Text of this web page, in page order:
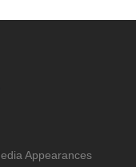
Appearances